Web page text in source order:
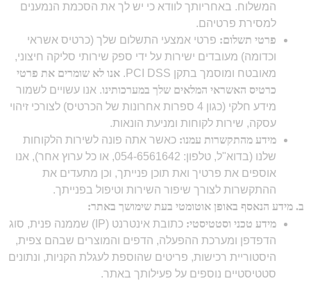
המשלוח. באחריותך לוודא כי יש לך את הסכמת הנמענים
למסירת פרטיהם.
פרטי תשלום: פרטי אמצעי התשלום שלך (כרטיס אשראי
וכדומה) מעובדים ישירות על ידי ספק שירותי סליקה חיצוני,
מאובטח ומוסמך בתקן PCI DSS.
אנו לא שומרים את פרטי
כרטיס האשראי המלאים שלך במערכותינו. אנו עשויים לשמור
מידע חלקי (כגון 4 ספרות אחרונות של הכרטיס) לצורכי זיהוי
עסקה, שירות לקוחות ומניעת הונאות.
מידע מהתקשרות עמנו: כאשר אתה פונה לשירות הלקוחות
שלנו (בדוא"ל, טלפון: 054-6561642, או כל ערוץ אחר), אנו
אוספים את פרטיך ואת תוכן פנייתך, וכן מתעדים את
ההתקשרות לצורך שיפור השירות וטיפול בפנייתך.
ב. מידע הנאסף באופן אוטומטי בעת שימושך באתר:
מידע טכני וסטטיסטי:
כתובת אינטרנט (IP) שממנה פנית, סוג
הדפדפן ומערכת ההפעלה, הדפים והמוצרים שבהם צפית,
היסטוריית רכישות, פריטים שהוספת לעגלת הקניות, ונתונים
סטטיסטיים נוספים על פעילותך באתר.